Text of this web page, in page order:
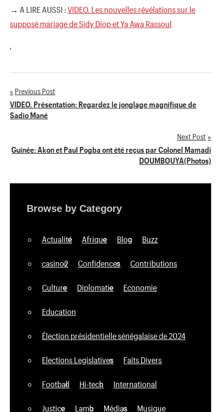
→ A LIRE AUSSI : VIDEO. Les nouvelles révélations sur le
supposé mariage de Sidy Diop et Ya Awa Rassoul
'
Navigation
de
Previous Post
VIDEO. Présentation: Regardez le jonglage magnifique de
Sadio Mané
Next Post
Guinée: Akon et Paul Pogba ont été reçus par Colonel Mamadi
DOUMBOUYA(Photos)
Browse by Category
Actualité Afrique Blog Buzz
casino2 Confidences Contributions
Culture Diplomatie Economie
Education
Élection présidentielle sénégalaise de 2024
Elections Legislatives Faits Divers
Football Hi-tech International
Justice Lamb Médias Musique